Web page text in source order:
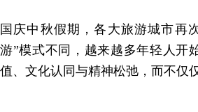
国庆中秋假期，各大旅游城市再
游”模式不同，越来越多年轻人开
值、文化认同与精神松弛，而不仅